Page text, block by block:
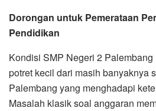
Dorongan untuk Pemerataan
Pendidikan
‎‎Kondisi SMP Negeri 2
potret kecil dari masih banyaknya
Palembang yang menghadapi
Masalah klasik soal anggaran